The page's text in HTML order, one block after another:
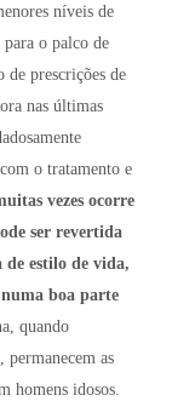
níveis de
o palco de
de prescrições de
nas últimas
o tratamento e
vezes ocorre
ser revertida
de estilo de vida,
numa boa parte
quando
permanecem as
homens idosos.